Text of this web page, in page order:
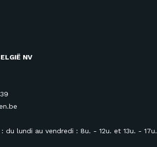
NV
du lundi au vendredi : 8u. - 12u. et 13u. - 17u.